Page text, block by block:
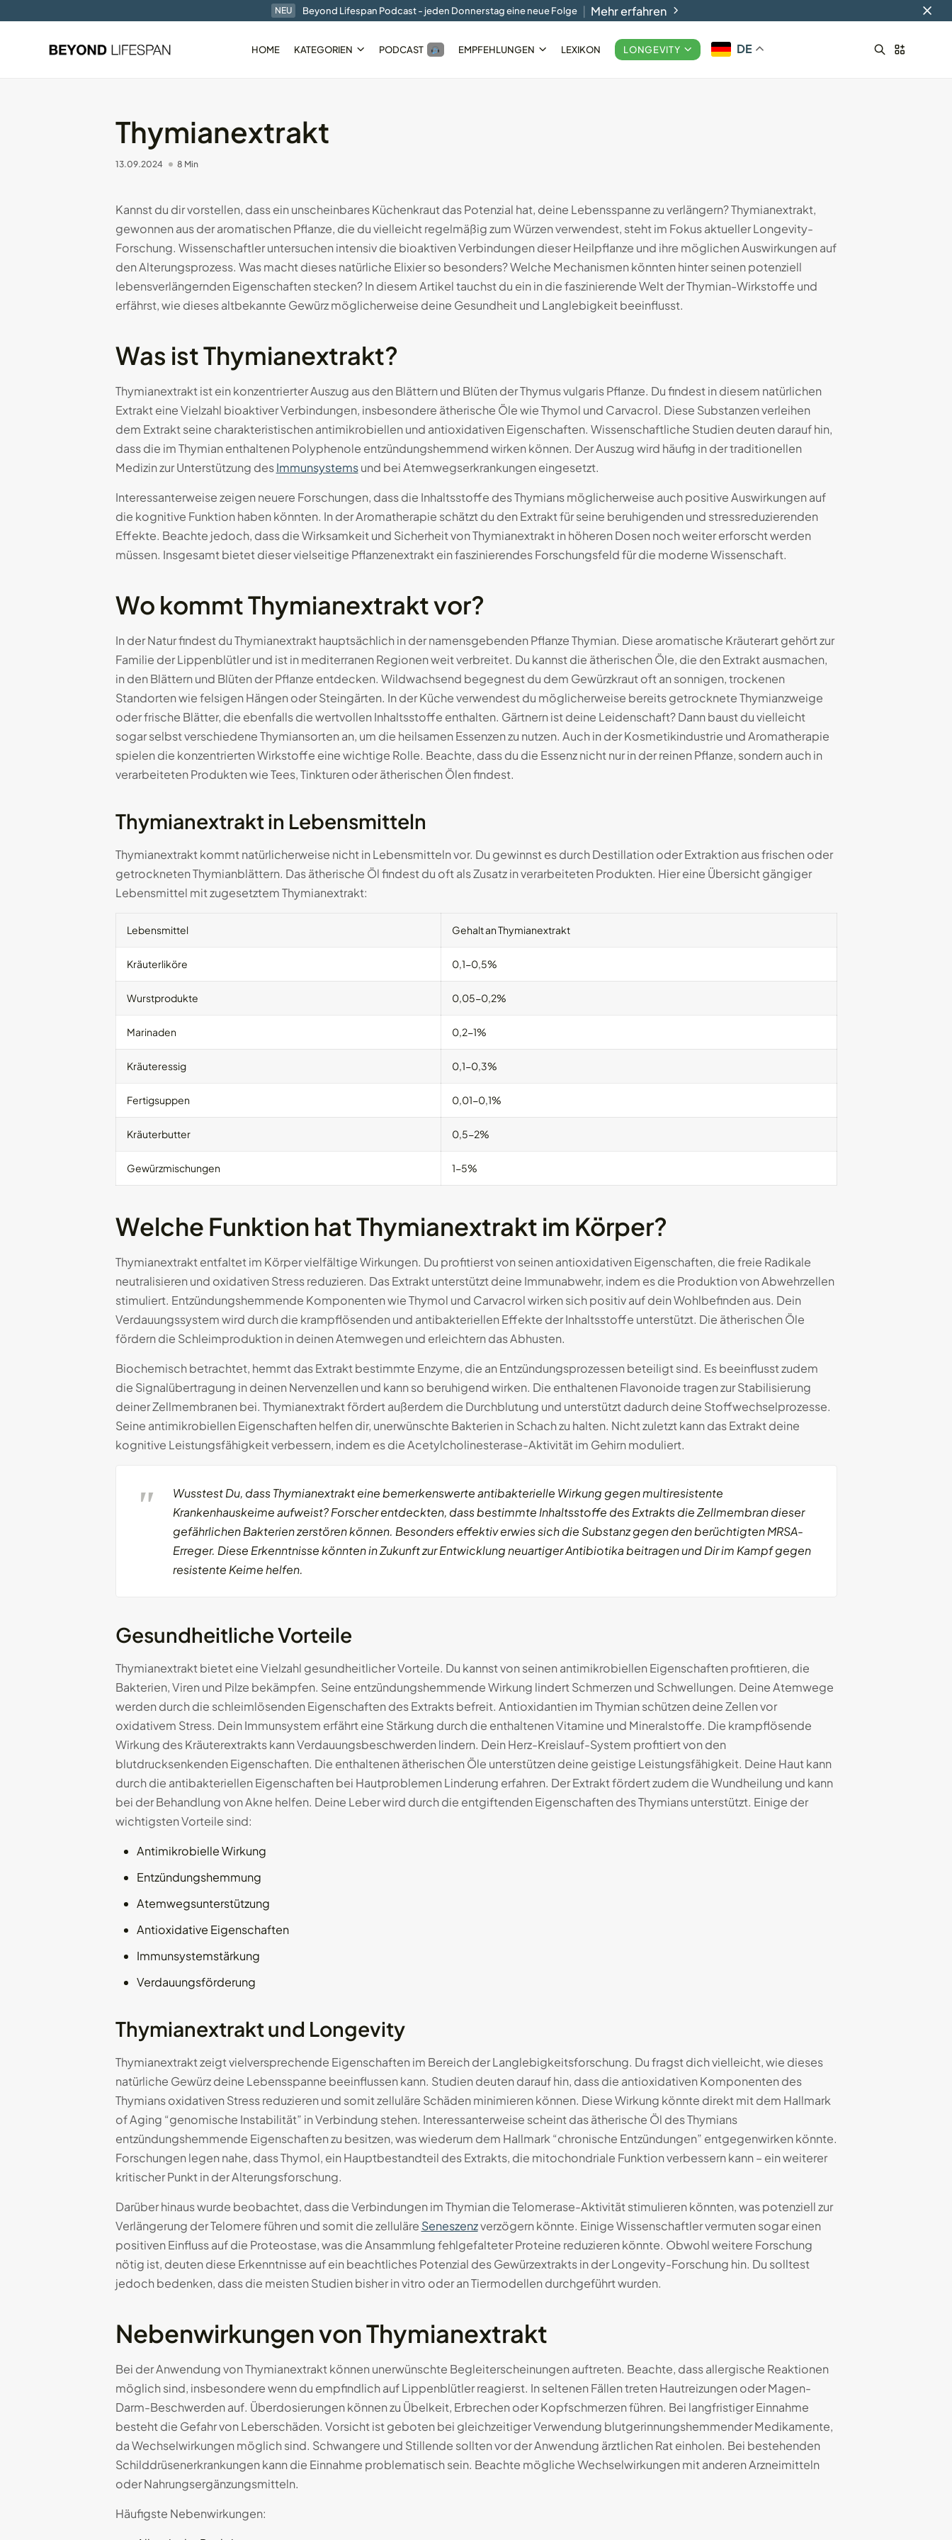
NEU Beyond Lifespan Podcast - jeden Donnerstag eine neue Folge Mehr erfahren
HOME KATEGORIEN PODCAST EMPFEHLUNGEN LEXIKON LONGEVITY DE
Thymianextrakt
13.09.2024 8 Min
Kannst du dir vorstellen, dass ein unscheinbares Küchenkraut das Potenzial hat, deine Lebensspanne zu verlängern? Thymianextrakt,
gewonnen aus der aromatischen Pflanze, die du vielleicht regelmäßig zum Würzen verwendest, steht im Fokus aktueller Longevity-
Forschung. Wissenschaftler untersuchen intensiv die bioaktiven Verbindungen dieser Heilpflanze und ihre möglichen Auswirkungen auf
den Alterungsprozess. Was macht dieses natürliche Elixier so besonders? Welche Mechanismen könnten hinter seinen potenziell
lebensverlängernden Eigenschaften stecken? In diesem Artikel tauchst du ein in die faszinierende Welt der Thymian-Wirkstoffe und
erfährst, wie dieses altbekannte Gewürz möglicherweise deine Gesundheit und Langlebigkeit beeinflusst.
Was ist Thymianextrakt?
Thymianextrakt ist ein konzentrierter Auszug aus den Blättern und Blüten der Thymus vulgaris Pflanze. Du findest in diesem natürlichen
Extrakt eine Vielzahl bioaktiver Verbindungen, insbesondere ätherische Öle wie Thymol und Carvacrol. Diese Substanzen verleihen
dem Extrakt seine charakteristischen antimikrobiellen und antioxidativen Eigenschaften. Wissenschaftliche Studien deuten darauf hin,
dass die im Thymian enthaltenen Polyphenole entzündungshemmend wirken können. Der Auszug wird häufig in der traditionellen
Medizin zur Unterstützung desImmunsystemsund bei Atemwegserkrankungen eingesetzt.
Interessanterweise zeigen neuere Forschungen, dass die Inhaltsstoffe des Thymians möglicherweise auch positive Auswirkungen auf
die kognitive Funktion haben könnten. In der Aromatherapie schätzt du den Extrakt für seine beruhigenden und stressreduzierenden
Effekte. Beachte jedoch, dass die Wirksamkeit und Sicherheit von Thymianextrakt in höheren Dosen noch weiter erforscht werden
müssen. Insgesamt bietet dieser vielseitige Pflanzenextrakt ein faszinierendes Forschungsfeld für die moderne Wissenschaft.
Wo kommt Thymianextrakt vor?
In der Natur findest du Thymianextrakt hauptsächlich in der namensgebenden Pflanze Thymian. Diese aromatische Kräuterart gehört zur
Familie der Lippenblütler und ist in mediterranen Regionen weit verbreitet. Du kannst die ätherischen Öle, die den Extrakt ausmachen,
in den Blättern und Blüten der Pflanze entdecken. Wildwachsend begegnest du dem Gewürzkraut oft an sonnigen, trockenen
Standorten wie felsigen Hängen oder Steingärten. In der Küche verwendest du möglicherweise bereits getrocknete Thymianzweige
oder frische Blätter, die ebenfalls die wertvollen Inhaltsstoffe enthalten. Gärtnern ist deine Leidenschaft? Dann baust du vielleicht
sogar selbst verschiedene Thymiansorten an, um die heilsamen Essenzen zu nutzen. Auch in der Kosmetikindustrie und Aromatherapie
spielen die konzentrierten Wirkstoffe eine wichtige Rolle. Beachte, dass du die Essenz nicht nur in der reinen Pflanze, sondern auch in
verarbeiteten Produkten wie Tees, Tinkturen oder ätherischen Ölen findest.
Thymianextrakt in Lebensmitteln
Thymianextrakt kommt natürlicherweise nicht in Lebensmitteln vor. Du gewinnst es durch Destillation oder Extraktion aus frischen oder
getrockneten Thymianblättern. Das ätherische Öl findest du oft als Zusatz in verarbeiteten Produkten. Hier eine Übersicht gängiger
Lebensmittel mit zugesetztem Thymianextrakt:
Lebensmittel Gehalt an Thymianextrakt
Kräuterliköre 0,1-0,5%
Wurstprodukte 0,05-0,2%
Marinaden 0,2-1%
Kräuteressig 0,1-0,3%
Fertigsuppen 0,01-0,1%
Kräuterbutter 0,5-2%
Gewürzmischungen 1-5%
Welche Funktion hat Thymianextrakt im Körper?
Thymianextrakt entfaltet im Körper vielfältige Wirkungen. Du profitierst von seinen antioxidativen Eigenschaften, die freie Radikale
neutralisieren und oxidativen Stress reduzieren. Das Extrakt unterstützt deine Immunabwehr, indem es die Produktion von Abwehrzellen
stimuliert. Entzündungshemmende Komponenten wie Thymol und Carvacrol wirken sich positiv auf dein Wohlbefinden aus. Dein
Verdauungssystem wird durch die krampflösenden und antibakteriellen Effekte der Inhaltsstoffe unterstützt. Die ätherischen Öle
fördern die Schleimproduktion in deinen Atemwegen und erleichtern das Abhusten.
Biochemisch betrachtet, hemmt das Extrakt bestimmte Enzyme, die an Entzündungsprozessen beteiligt sind. Es beeinflusst zudem
die Signalübertragung in deinen Nervenzellen und kann so beruhigend wirken. Die enthaltenen Flavonoide tragen zur Stabilisierung
deiner Zellmembranen bei. Thymianextrakt fördert außerdem die Durchblutung und unterstützt dadurch deine Stoffwechselprozesse.
Seine antimikrobiellen Eigenschaften helfen dir, unerwünschte Bakterien in Schach zu halten. Nicht zuletzt kann das Extrakt deine
kognitive Leistungsfähigkeit verbessern, indem es die Acetylcholinesterase-Aktivität im Gehirn moduliert.
Wusstest Du, dass Thymianextrakt eine bemerkenswerte antibakterielle Wirkung gegen multiresistente
Krankenhauskeime aufweist? Forscher entdeckten, dass bestimmte Inhaltsstoffe des Extrakts die Zellmembran dieser
gefährlichen Bakterien zerstören können. Besonders effektiv erwies sich die Substanz gegen den berüchtigten MRSA-
Erreger. Diese Erkenntnisse könnten in Zukunft zur Entwicklung neuartiger Antibiotika beitragen und Dir im Kampf gegen
resistente Keime helfen.
Gesundheitliche Vorteile
Thymianextrakt bietet eine Vielzahl gesundheitlicher Vorteile. Du kannst von seinen antimikrobiellen Eigenschaften profitieren, die
Bakterien, Viren und Pilze bekämpfen. Seine entzündungshemmende Wirkung lindert Schmerzen und Schwellungen. Deine Atemwege
werden durch die schleimlösenden Eigenschaften des Extrakts befreit. Antioxidantien im Thymian schützen deine Zellen vor
oxidativem Stress. Dein Immunsystem erfährt eine Stärkung durch die enthaltenen Vitamine und Mineralstoffe. Die krampflösende
Wirkung des Kräuterextrakts kann Verdauungsbeschwerden lindern. Dein Herz-Kreislauf-System profitiert von den
blutdrucksenkenden Eigenschaften. Die enthaltenen ätherischen Öle unterstützen deine geistige Leistungsfähigkeit. Deine Haut kann
durch die antibakteriellen Eigenschaften bei Hautproblemen Linderung erfahren. Der Extrakt fördert zudem die Wundheilung und kann
bei der Behandlung von Akne helfen. Deine Leber wird durch die entgiftenden Eigenschaften des Thymians unterstützt. Einige der
wichtigsten Vorteile sind:
Antimikrobielle Wirkung
Entzündungshemmung
Atemwegsunterstützung
Antioxidative Eigenschaften
Immunsystemstärkung
Verdauungsförderung
Thymianextrakt und Longevity
Thymianextrakt zeigt vielversprechende Eigenschaften im Bereich der Langlebigkeitsforschung. Du fragst dich vielleicht, wie dieses
natürliche Gewürz deine Lebensspanne beeinflussen kann. Studien deuten darauf hin, dass die antioxidativen Komponenten des
Thymians oxidativen Stress reduzieren und somit zelluläre Schäden minimieren können. Diese Wirkung könnte direkt mit dem Hallmark
of Aging “genomische Instabilität” in Verbindung stehen. Interessanterweise scheint das ätherische Öl des Thymians
entzündungshemmende Eigenschaften zu besitzen, was wiederum dem Hallmark “chronische Entzündungen” entgegenwirken könnte.
Forschungen legen nahe, dass Thymol, ein Hauptbestandteil des Extrakts, die mitochondriale Funktion verbessern kann – ein weiterer
kritischer Punkt in der Alterungsforschung.
Darüber hinaus wurde beobachtet, dass die Verbindungen im Thymian die Telomerase-Aktivität stimulieren könnten, was potenziell zur
Verlängerung der Telomere führen und somit die zelluläre Seneszenzverzögern könnte. Einige Wissenschaftler vermuten sogar einen
positiven Einfluss auf die Proteostase, was die Ansammlung fehlgefalteter Proteine reduzieren könnte. Obwohl weitere Forschung
nötig ist, deuten diese Erkenntnisse auf ein beachtliches Potenzial des Gewürzextrakts in der Longevity-Forschung hin. Du solltest
jedoch bedenken, dass die meisten Studien bisher in vitro oder an Tiermodellen durchgeführt wurden.
Nebenwirkungen von Thymianextrakt
Bei der Anwendung von Thymianextrakt können unerwünschte Begleiterscheinungen auftreten. Beachte, dass allergische Reaktionen
möglich sind, insbesondere wenn du empfindlich auf Lippenblütler reagierst. In seltenen Fällen treten Hautreizungen oder Magen-
Darm-Beschwerden auf. Überdosierungen können zu Übelkeit, Erbrechen oder Kopfschmerzen führen. Bei langfristiger Einnahme
besteht die Gefahr von Leberschäden. Vorsicht ist geboten bei gleichzeitiger Verwendung blutgerinnungshemmender Medikamente,
da Wechselwirkungen möglich sind. Schwangere und Stillende sollten vor der Anwendung ärztlichen Rat einholen. Bei bestehenden
Schilddrüsenerkrankungen kann die Einnahme problematisch sein. Beachte mögliche Wechselwirkungen mit anderen Arzneimitteln
oder Nahrungsergänzungsmitteln.
Häufigste Nebenwirkungen: